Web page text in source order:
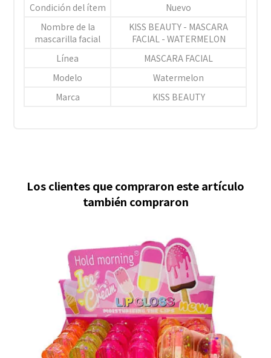
Condición del ítem
Nuevo
Nombre de la
mascarilla facial
KISS BEAUTY - MASCARA
FACIAL - WATERMELON
Línea
MASCARA FACIAL
Modelo
Watermelon
Marca
KISS BEAUTY
Los clientes que compraron este artículo
también compraron